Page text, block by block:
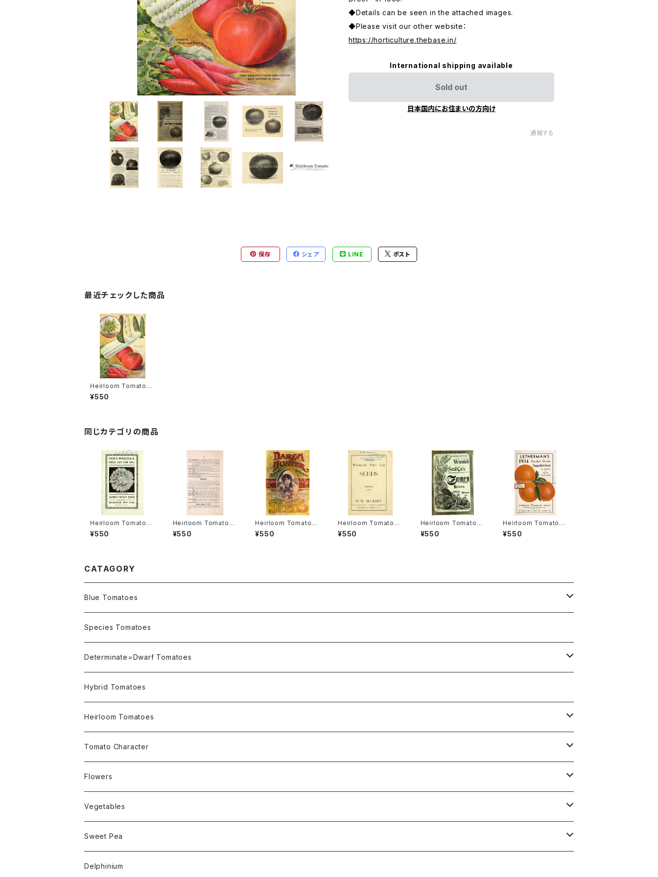
◆Details can be seen in the attached images.
◆Please visit our other website：
https://horticulture.thebase.in/
International shipping available
Sold out
日本国内にお住まいの方向け
通報する
保存 シェア LINE ポスト
最近チェックした商品
Heirloom Tomato®
Magnus=Livingsto
n’s Magnus エアルー
¥550
同じカテゴリの商品
Heirloom Tomato®
Livingston's Crimso
n Globe エアルーム・
¥550
Heirloom Tomato®
Cedar Hill エアルー
ム・トマト・セダー・ヒル
¥550
Heirloom Tomato®
Canada Pride エアル
ーム・トマト・カナダ・プ
¥550
Heirloom Tomato®
Livingston's Crimso
n Cushion エアルー
¥550
Heirloom Tomato®
Livingston's Boufo
mmenheir エアルー
¥550
Heirloom Tomato®
Lethermans' Param
ount エアルーム・トマ
¥550
CATAGORY
Blue Tomatoes
OSU INDIGO Series
Not OSU Blue Tomatoes
Species Tomatoes
Determinate=Dwarf Tomatoes
Micro Determinate 10cm~30cm
Small Determinate 30cm~50cm
Medium Determinate 50~100cm
Large Determinate 100~150cm
Semi Indeterminate ~150cm
Hybrid Tomatoes
Heirloom Tomatoes
Amber Heirloom Tomatoes
Bi-Color Heirloom Tomatoes
Black Heirloom Tomatoes
Colorful Heirloom Tomatoes
Crimson Heirloom Tomatoes
Tomato Character
Culinary Uses
For Canning
For Dry
Disease Resistance
Alternaria Blight
Alternaria Stem Canker
Disorders Resitance
Cold 耐寒性
Flesh or Inside
Flowers
Nasturtium・ナスターチウム
Vegetables
Amaranthus・アマランサス
Artichoke・アーチチョーク
Sweet Pea
Dwarf・ドワーフ
Delphinium